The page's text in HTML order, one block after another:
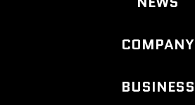
COMPANY
BUSINESS